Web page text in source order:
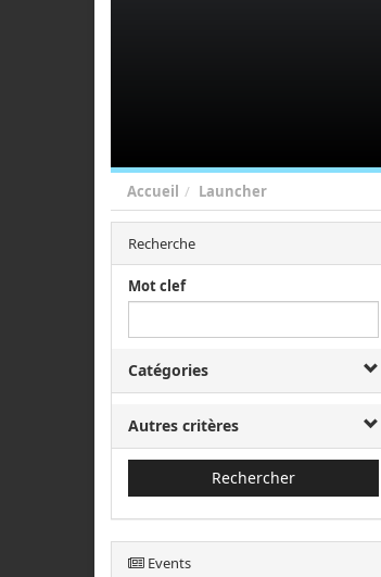
Accueil Launcher
Recherche
Mot clef
Catégories
Autres critères
Rechercher
Events